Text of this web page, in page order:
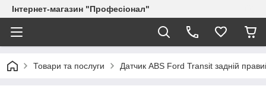
Інтернет-магазин "Професіонал"
Товари та послуги Датчик ABS Ford Transit задній